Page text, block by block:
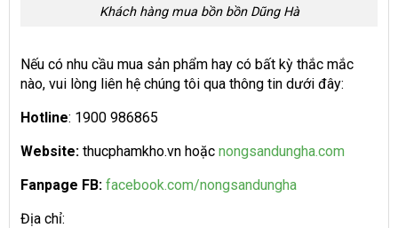
Khách hàng mua bồn bồn Dũng Hà
Nếu có nhu cầu mua sản phẩm hay có bất kỳ thắc mắc
nào, vui lòng liên hệ chúng tôi qua thông tin dưới đây:
Hotline: 1900 986865
Website: thucphamkho.vn hoặc nongsandungha.com
Fanpage FB: facebook.com/nongsandungha
Địa chỉ: